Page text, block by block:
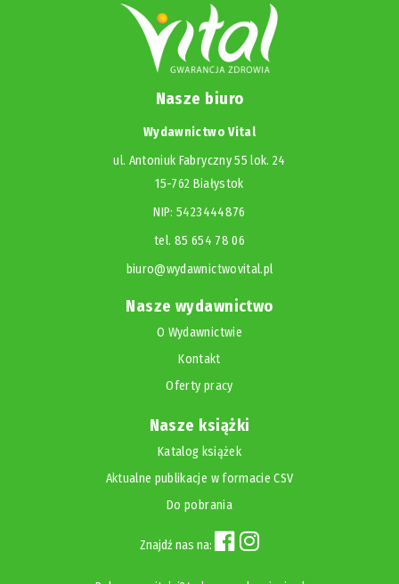
Nasze biuro
Wydawnictwo Vital
ul. Antoniuk Fabryczny 55 lok. 24
15-762 Białystok
NIP: 5423444876
tel. 85 654 78 06
biuro@wydawnictwovital.pl
Nasze wydawnictwo
O Wydawnictwie
Kontakt
Oferty pracy
Nasze książki
Katalog książek
Aktualne publikacje w formacie CSV
Do pobrania
Znajdź nas na: